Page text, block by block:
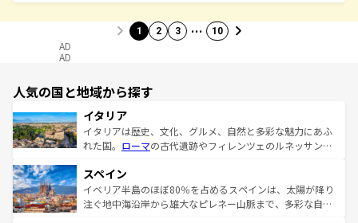
1 2 3 … 10
AD
AD
人気の国と地域から探す
イタリア
イタリアは歴史、文化、グルメ、自然と多彩な魅力にあふ
れた国。 ローマの古代遺跡やフィレンツェのルネッサンス
ろん、トスカーナの美しい田園風景やアマルフィ海岸の絶
景など、自然景観も見逃せない。観光の合間には、本場の
ピザやパスタなど、絶品のイタリア料理を堪能することも
スペイン
イベリア半島のほぼ80％を占めるスペインは、太陽が降り
注ぐ地中海沿岸から雄大なピレネー山脈まで、多彩な自然